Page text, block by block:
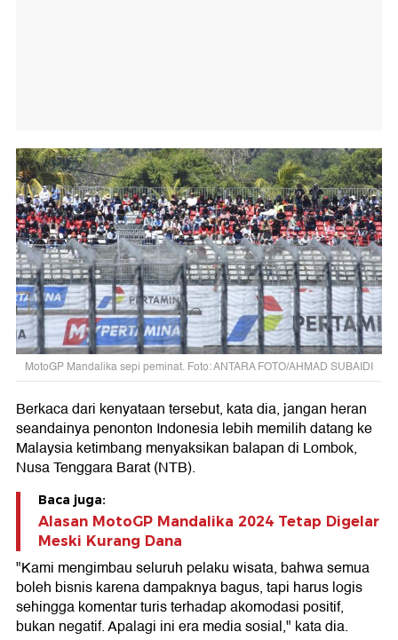
MotoGP Mandalika sepi peminat. Foto: ANTARA FOTO/AHMAD SUBAIDI
Berkaca dari kenyataan tersebut, kata dia, jangan heran
seandainya penonton Indonesia lebih memilih datang ke
Malaysia ketimbang menyaksikan balapan di Lombok,
Nusa Tenggara Barat (NTB).
Baca juga:
Alasan MotoGP Mandalika 2024 Tetap Digelar
Meski Kurang Dana
"Kami mengimbau seluruh pelaku wisata, bahwa semua
boleh bisnis karena dampaknya bagus, tapi harus logis
sehingga komentar turis terhadap akomodasi positif,
bukan negatif. Apalagi ini era media sosial," kata dia.